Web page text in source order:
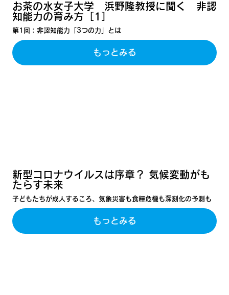
お茶の水女子大学 浜野隆教授に聞く 非認
知能力の育み方［1］
第1回：非認知能力「3つの力」とは
もっとみる
新型コロナウイルスは序章？ 気候変動がも
たらす未来
子どもたちが成人するころ、気象災害も食糧危機も深刻化の予測も
もっとみる